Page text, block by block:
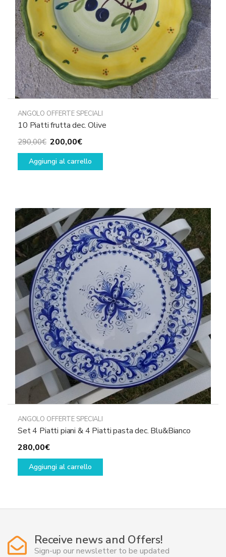
ANGOLO OFFERTE SPECIALI
10 Piatti frutta dec. Olive
290,00€ Il
prezzo
originale
200,00€Il
prezzo
attuale
Aggiungi al carrello
ANGOLO OFFERTE SPECIALI
Set 4 Piatti piani & 4 Piatti pasta dec. Blu&Bianco
280,00€
Aggiungi al carrello
Receive news and Offers!
Sign-up our newsletter to be updated